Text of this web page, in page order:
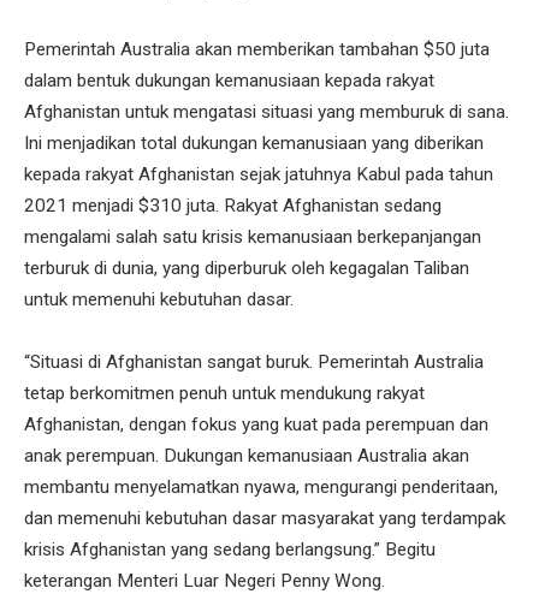
Pemerintah Australia akan memberikan tambahan $50 juta
dalam bentuk dukungan kemanusiaan kepada rakyat
Afghanistan untuk mengatasi situasi yang memburuk di sana.
Ini menjadikan total dukungan kemanusiaan yang diberikan
kepada rakyat Afghanistan sejak jatuhnya Kabul pada tahun
2021 menjadi $310 juta. Rakyat Afghanistan sedang
mengalami salah satu krisis kemanusiaan berkepanjangan
terburuk di dunia, yang diperburuk oleh kegagalan Taliban
untuk memenuhi kebutuhan dasar.
“Situasi di Afghanistan sangat buruk. Pemerintah Australia
tetap berkomitmen penuh untuk mendukung rakyat
Afghanistan, dengan fokus yang kuat pada perempuan dan
anak perempuan. Dukungan kemanusiaan Australia akan
membantu menyelamatkan nyawa, mengurangi penderitaan,
dan memenuhi kebutuhan dasar masyarakat yang terdampak
krisis Afghanistan yang sedang berlangsung.” Begitu
keterangan Menteri Luar Negeri Penny Wong.